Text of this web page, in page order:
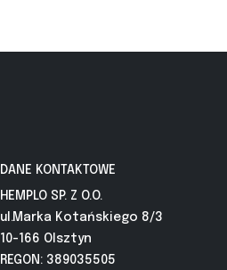
DANE KONTAKTOWE
HEMPLO SP. Z O.O.
ul.Marka Kotańskiego 8/3
10-166 Olsztyn
REGON: 389035505